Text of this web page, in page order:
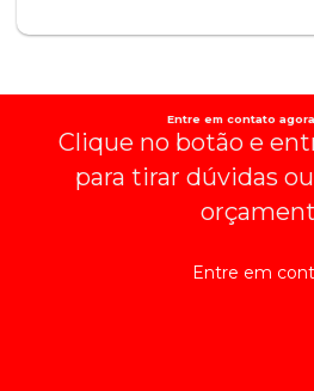
Entre em contato
Clique no botão e
para tirar dúvidas
Entre em